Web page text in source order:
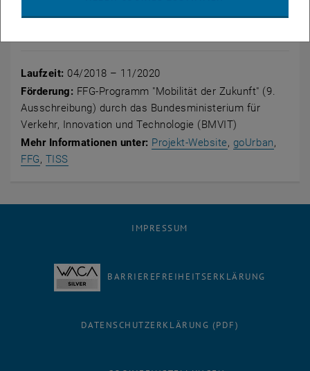
Laufzeit: 04/2018 – 11/2020
Förderung: FFG-Programm "Mobilität der Zukunft" (9.
Ausschreibung) durch das Bundesministerium für
Verkehr, Innovation und Technologie (BMVIT)
Mehr Informationen unter: Projekt-Website, öffnet eine
, goUrban,
,
FFG, öffnet eine externe URL in einem neuen Fenster
, TISS, öffnet eine externe URL in einem neuen Fenster
IMPRESSUM
BARRIEREFREIHEITSERKLÄRUNG
DATENSCHUTZERKLÄRUNG (PDF)